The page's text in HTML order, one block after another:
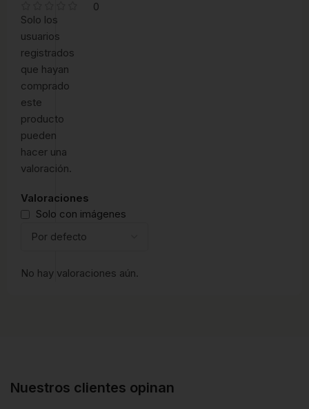
0
Valoraciones
Solo con imágenes
No hay valoraciones aún.
Solo los
usuarios
registrados
que hayan
comprado
este
producto
pueden
hacer una
valoración.
Nuestros clientes opinan